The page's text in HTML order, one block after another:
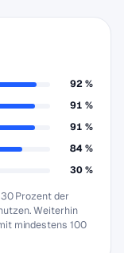
92 %
91 %
91 %
84 %
30 %
Prozent der
Weiterhin
mindestens 100